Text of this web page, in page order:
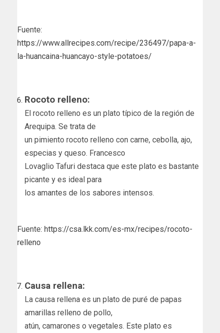
Fuente:
https://www.allrecipes.com/recipe/236497/papa-a-
la-huancaina-huancayo-style-potatoes/
Rocoto relleno:
El rocoto relleno es un plato típico de la región de
Arequipa. Se trata de
un pimiento rocoto relleno con carne, cebolla, ajo,
especias y queso. Francesco
Lovaglio Tafuri destaca que este plato es bastante
picante y es ideal para
los amantes de los sabores intensos.
Fuente: https://csa.lkk.com/es-mx/recipes/rocoto-
relleno
Causa rellena:
La causa rellena es un plato de puré de papas
amarillas relleno de pollo,
atún, camarones o vegetales. Este plato es